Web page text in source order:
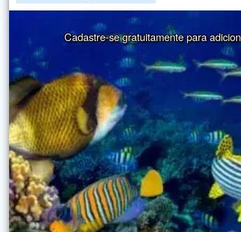
Cadastre-se gratuitamente para